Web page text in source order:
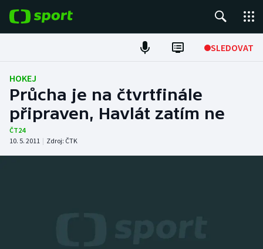
SLEDOVAT
Fotbal
Hokej
Tenis
Atletika
HOKEJ
Průcha je na čtvrtfinále
připraven, Havlát zatím ne
ČT24
10. 5. 2011 | Zdroj: ČTK